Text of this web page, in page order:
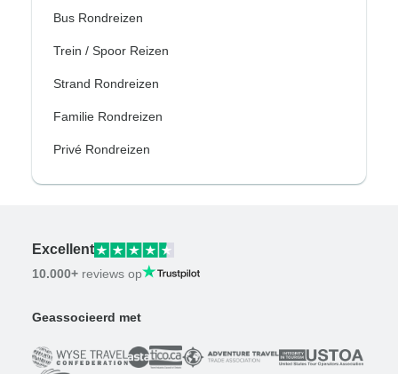
Bus Rondreizen
Trein / Spoor Reizen
Strand Rondreizen
Familie Rondreizen
Privé Rondreizen
Excellent
10.000+ reviews op
Geassocieerd met